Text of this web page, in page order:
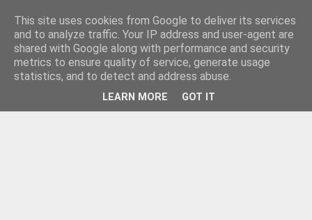
This site uses cookies from Google to deliver its services
and to analyze traffic. Your IP address and user-agent are
shared with Google along with performance and security
metrics to ensure quality of service, generate usage
statistics, and to detect and address abuse.
LEARN MORE GOT IT